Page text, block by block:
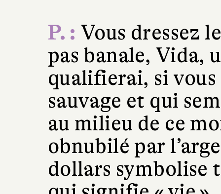
P. : Vous dressez
pas banale, Vida,
qualifierai, si
sauvage et qui
au milieu de ce
obnubilé par
dollars symbolise